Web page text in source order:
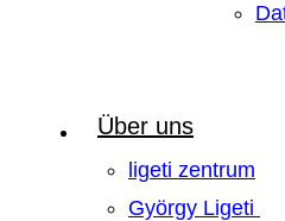
Über uns
ligeti zentrum
György Ligeti